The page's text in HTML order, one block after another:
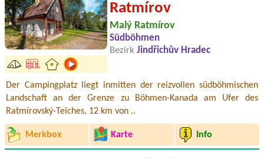
Ratmírov
Malý Ratmírov
Südböhmen
Bezirk Jindřichův Hradec
Der Campingplatz liegt inmitten der reizvollen südböhmischen
Landschaft an der Grenze zu Böhmen-Kanada am Ufer des
Ratmírovský-Teiches, 12 km von ..
Merkbox Karte Info